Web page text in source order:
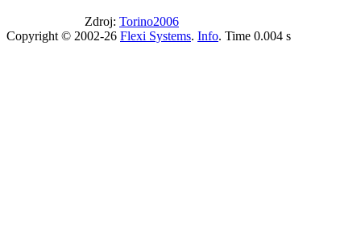
Zdroj: Torino2006
Copyright © 2002-26 Flexi Systems. Info. Time 0.004 s